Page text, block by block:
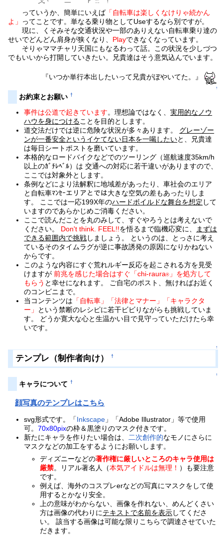
っていうか、簡単にいえば「自転車は楽しくなけりゃ続かん
よ」
ってことです。単なる乗り物としてUseするなら別ですが。
現に、くそみそな交通状況や一部のありえない自転車乗り達の
せいでどんどん肩身が狭くなり、 Playできなくなっています。
そりゃママチャリ天国にもなるわって話。この状況を少しづつ
でもいいから打開していきたい。兄貴達はそう意気込んでいます。
『いつか単行本出したいって兄貴がぼやいてた。』
↑
お約束とお願い †
事件は公道で起きています。理想論ではなく、実用的なノウ
ハウを身につけることを目的とします。
道交法だけでは逆に危険な状況が多々あります。 グレーゾー
ンが一番安全というイケてない日本を一喝したいと、兄貴達
は毎日シートポストを磨いています。
本格的なロードバイクなどでのツーリング（巡航速度35km/h
以上のｶﾞﾁﾚﾍﾞﾙ）は 交通への対応に若干違いがありますので、
ここでは対象外とします。
条例などにより法解釈に地域差があったり、車社会のエリア
と自転車ﾏﾝｾｰエリアとでは大きな空気の差もあったりしま
す。 ここでは一応199X年のハードボイルドな舞台を想定 して
いますのであらかじめご消毒ください。
ここで読んだことを丸のみして、すぐやろうとは考えないで
ください。 Don't think. FEEL!!を悟るまで臨機応変に、
まずは
できる範囲内で挑戦しましょう。 というのは、とっさに考え
ているそのタイムラグが逆に事故誘発の原因になりかねない
からです。
このような内容にすぐ荒れルギー反応を起こされる方を見受
けますが前兆を感じた場合はすぐ「chi-raura® 」を処方して
もらう と幸せになれます。 ご自宅のポスト、無ければお近く
のコンビニまで。
当コンテンツは 「自転車」「法律とマナー」「キャラクタ
ー」
という禁断のレシピに若干ビビりながらも挑戦していま
す。 どうか寛大な心と生温かい目で見守っていただけたら幸
いです。
↑
テンプレ（制作者向け） †
↑
キャラについて †
顔写真のテンプレはこちら
svg形式です。「Inkscape 」「Adobe Illustrator」等で使用
可。70x80pixの枠＆黒塗りのマスク付きです。
新たにキャラを作りたい場合は、
二次創作的なモノにさらに
マスクなどの加工をするようにお願いします。
ディズニーなどの著作権に厳しいところのキャラ使用は
厳禁。リアル著名人（本気アイドルは無理！ ）も要注意
です。
例えば、海外のコスプレerなどの写真にマスクをして使
用するとかなり安全。
上の意味がわからない、画像を作れない、めんどくさい
方は画像の代わりにテキストで名前を表示してくださ
い。 該当する画像は可能な限りこちらで調達させていた
だきます。